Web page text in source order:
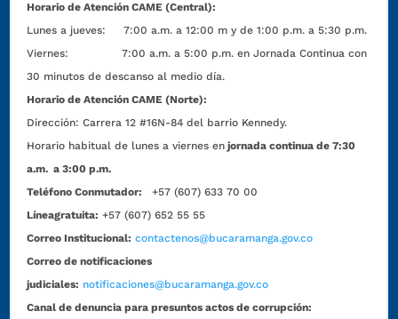
Horario de Atención CAME (Central):
Lunes a jueves: 7:00 a.m. a 12:00 m y de 1:00 p.m. a 5:30 p.m.
Viernes: 7:00 a.m. a 5:00 p.m. en Jornada Continua con
30 minutos de descanso al medio día.
Horario de Atención CAME (Norte):
Dirección:Carrera 12 #16N-84 del barrio Kennedy.
Horario habitual de lunes a viernes en jornada continua de 7:30
a.m. a 3:00 p.m.
Teléfono Conmutador:
+57 (607) 633 70 00
Líneagratuita: +57 (607) 652 55 55
Correo Institucional: contactenos@bucaramanga.gov.co
Correo de notificaciones
judiciales: notificaciones@bucaramanga.gov.co
Canal de denuncia para presuntos actos de corrupción: